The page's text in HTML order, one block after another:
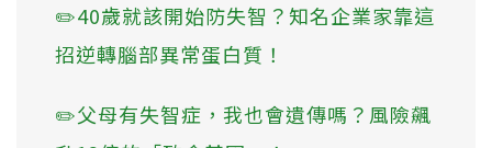
✏️40歲就該開始防失智？知名企業家靠這
招逆轉腦部異常蛋白質！
✏️父母有失智症，我也會遺傳嗎？風險飆